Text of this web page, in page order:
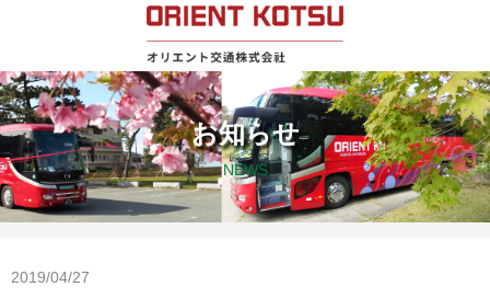
お知らせ
NEWS
2019/04/27